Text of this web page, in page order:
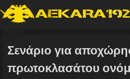
Σενάριο για
πρωτοκλασάτου